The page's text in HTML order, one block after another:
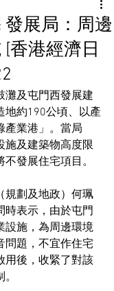
展局：周邊
香港經濟日
灘及屯門西發展建
地約190公頃、以產
產業港」。當局
施及建築物高度限
發展住宅項目。
規劃及地政）何珮
時表示，由於屯門
設施，為周邊環境
問題，不宜作住宅
用後，收緊了對該